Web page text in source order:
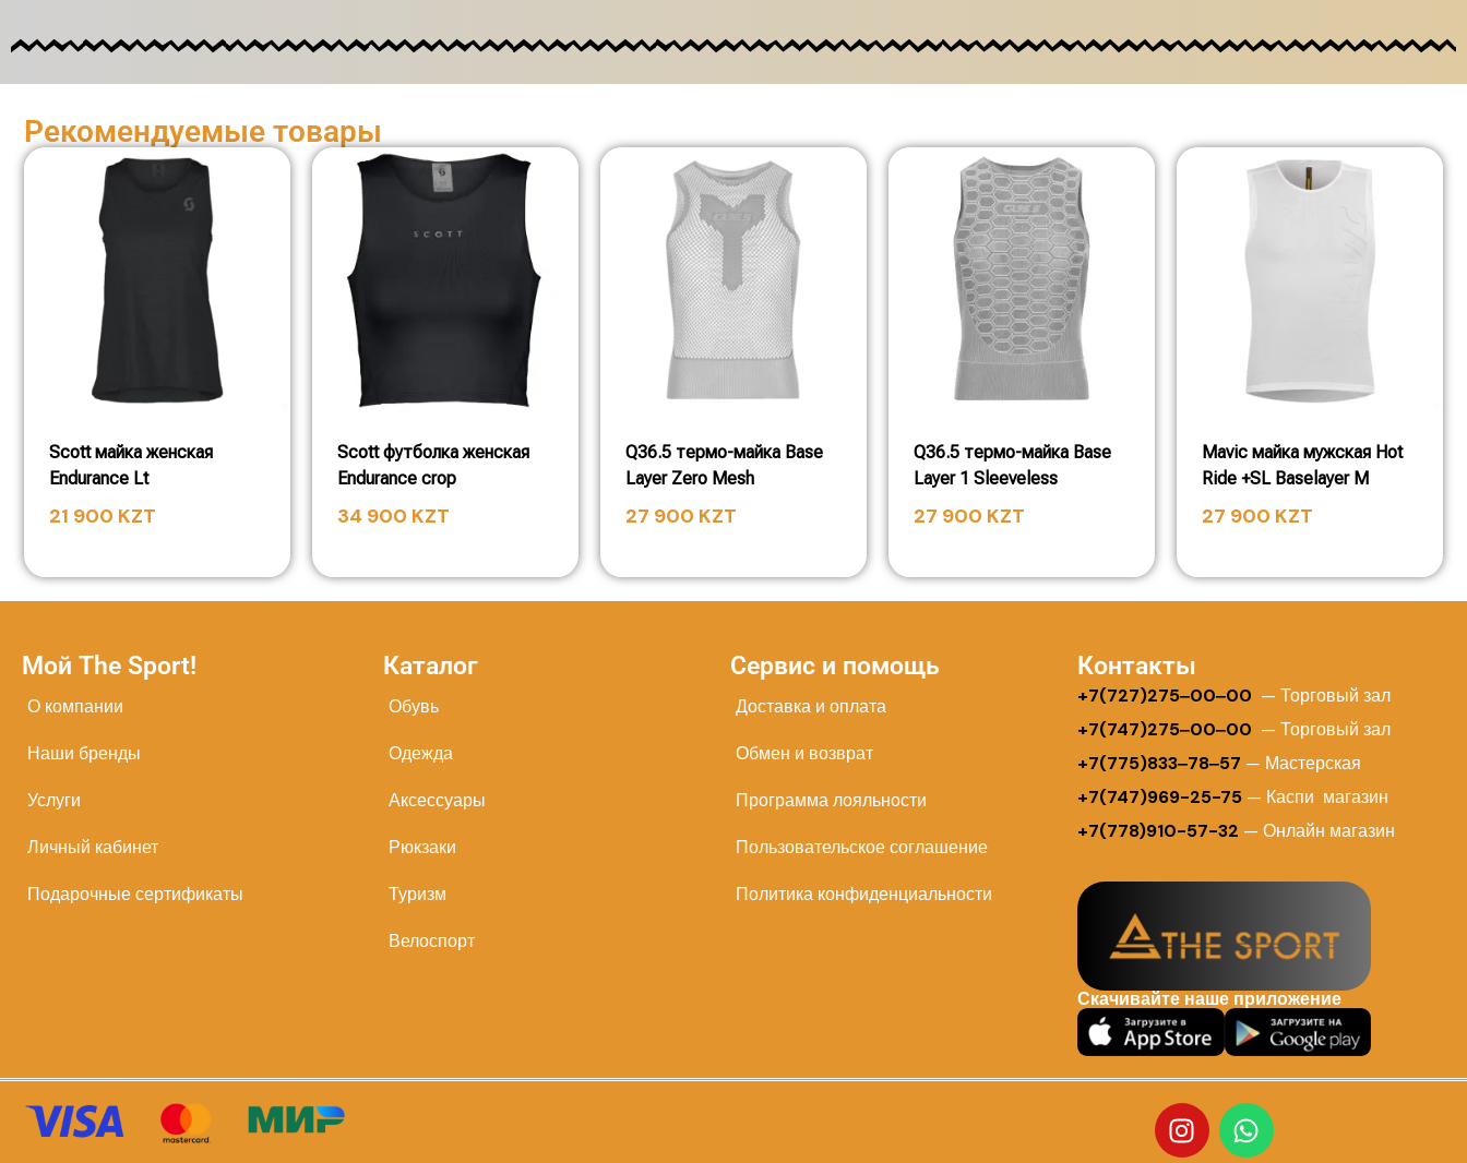
Рекомендуемые товары
Scott майка женская
Endurance Lt
21 900 KZT
Scott футболка женская
Endurance crop
34 900 KZT
Q36.5 термо-майка Base
Layer Zero Mesh
27 900 KZT
Q36.5 термо-майка Base
Layer 1 Sleeveless
27 900 KZT
Mavic майка мужская Hot
Ride +SL Baselayer M
27 900 KZT
Мой The Sport!
О компании
Наши бренды
Услуги
Личный кабинет
Подарочные сертификаты
Каталог
Обувь
Одежда
Аксессуары
Рюкзаки
Туризм
Велоспорт
Сервис и помощь
Доставка и оплата
Обмен и возврат
Программа лояльности
Пользовательское соглашение
Политика конфиденциальности
Контакты
+7(727)275‒00‒00 — Торговый зал
+7(747)275‒00‒00 — Торговый зал
+7(775)833‒78‒57 — Мастерская
+7(747)969-25-75— Каспи магазин
+7(778)910-57-32 — Онлайн магазин
Скачивайте наше приложение